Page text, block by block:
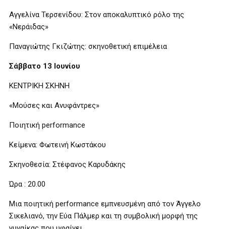
Αγγελίνα Τερσενίδου: Στον αποκαλυπτικό ρόλο της
«Νεράιδας»
Παναγιώτης Γκιζώτης: σκηνοθετική επιμέλεια
Σάββατο 13 Ιουνίου
ΚΕΝΤΡΙΚΗ ΣΚΗΝΗ
«Μούσες και Ανυφάντρες»
Ποιητική performance
Κείμενα: Φωτεινή Κωστάκου
Σκηνοθεσία: Στέφανος Καρυδάκης
Ώρα : 20.00
Μια ποιητική performance εμπνευσμένη από τον Άγγελο
Σικελιανό, την Εύα Πάλμερ και τη συμβολική μορφή της